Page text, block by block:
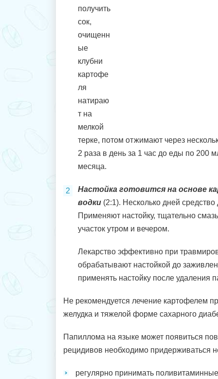
получить
сок,
очищенн
ые
клубни
картофе
ля
натираю
т на
мелкой
терке, потом отжимают через
2 раза в день за 1 час до еды по 200
месяца.
Настойка готовится на основе
водки (2:1). Несколько дней
Применяют настойку, тщательно
участок утром и вечером.
Лекарство эффективно при
обрабатывают настойкой до
применять настойку после удаления
Не рекомендуется лечение картофелем
желудка и тяжелой форме сахарного
Папиллома на языке может появиться
рецидивов необходимо придерживаться
регулярно принимать